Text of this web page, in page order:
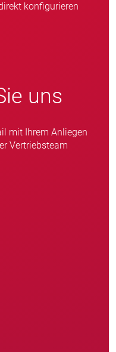
konfigurieren
uns
mit Ihrem Anliegen
Vertriebsteam